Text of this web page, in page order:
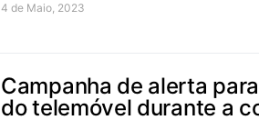
4 de Maio, 2023
Campanha de alerta
do telemóvel durante a